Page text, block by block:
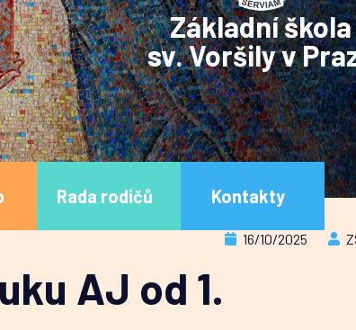
Základní škola
sv. Voršily v
Rada rodičů Kontakty
AJ od 1.
16/10/2025